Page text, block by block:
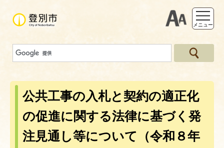
支援ツー
メニュー
公共工事の入札と契約の適正化
の促進に関する法律に基づく発
注見通し等について（令和８年